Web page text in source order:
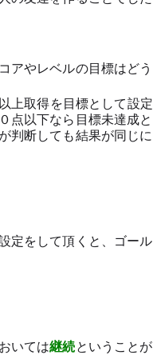
アやレベルの目標はど
上取得を目標として設
点以下なら目標未達成
判断しても結果が同じ
定をして頂くと、ゴー
いては継続ということ